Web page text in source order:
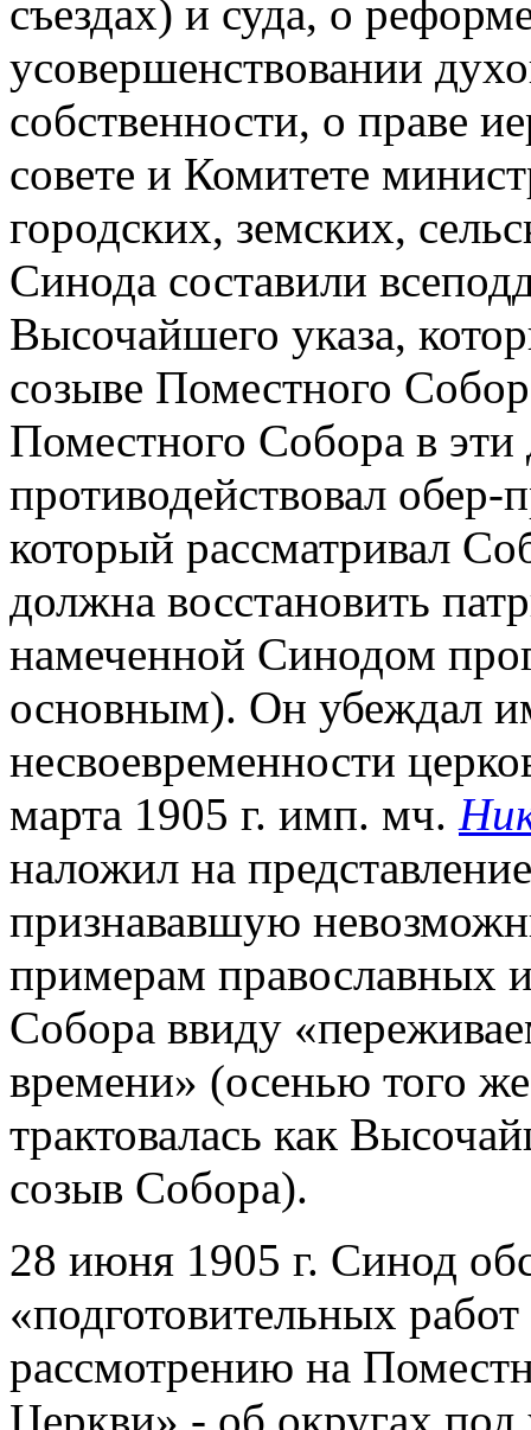
съездах) и суда, о
усовершенствовании
собственности, о праве
совете и Комитете
городских, земских,
Синода составили
Высочайшего указа,
созыве Поместного
Поместного Собора в эти
противодействовал
который рассматривал
должна восстановить
намеченной Синодом
основным). Он убеждал
несвоевременности
марта 1905 г. имп. мч.
наложил на
признававшую
примерам православных
Собора ввиду
времени» (осенью того
трактовалась как
созыв Собора).
28 июня 1905 г. Синод
«подготовительных
рассмотрению на